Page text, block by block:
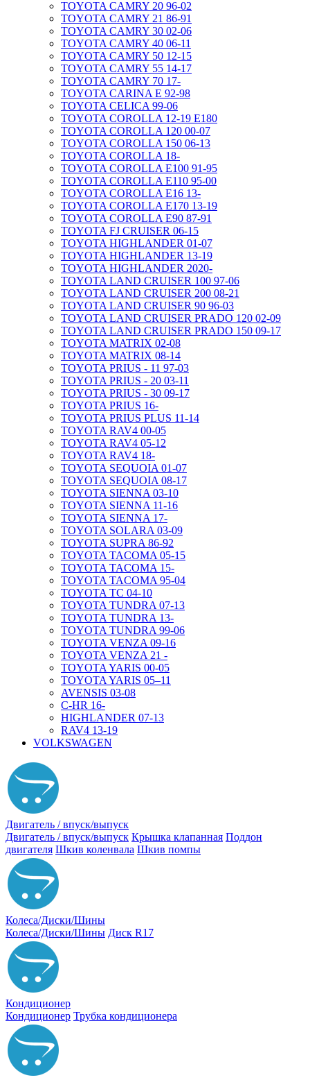
TOYOTA CAMRY 20 96-02
TOYOTA CAMRY 21 86-91
TOYOTA CAMRY 30 02-06
TOYOTA CAMRY 40 06-11
TOYOTA CAMRY 50 12-15
TOYOTA CAMRY 55 14-17
TOYOTA CAMRY 70 17-
TOYOTA CARINA E 92-98
TOYOTA CELICA 99-06
TOYOTA COROLLA 12-19 E180
TOYOTA COROLLA 120 00-07
TOYOTA COROLLA 150 06-13
TOYOTA COROLLA 18-
TOYOTA COROLLA E100 91-95
TOYOTA COROLLA E110 95-00
TOYOTA COROLLA E16 13-
TOYOTA COROLLA E170 13-19
TOYOTA COROLLA E90 87-91
TOYOTA FJ CRUISER 06-15
TOYOTA HIGHLANDER 01-07
TOYOTA HIGHLANDER 13-19
TOYOTA HIGHLANDER 2020-
TOYOTA LAND CRUISER 100 97-06
TOYOTA LAND CRUISER 200 08-21
TOYOTA LAND CRUISER 90 96-03
TOYOTA LAND CRUISER PRADO 120 02-09
TOYOTA LAND CRUISER PRADO 150 09-17
TOYOTA MATRIX 02-08
TOYOTA MATRIX 08-14
TOYOTA PRIUS - 11 97-03
TOYOTA PRIUS - 20 03-11
TOYOTA PRIUS - 30 09-17
TOYOTA PRIUS 16-
TOYOTA PRIUS PLUS 11-14
TOYOTA RAV4 00-05
TOYOTA RAV4 05-12
TOYOTA RAV4 18-
TOYOTA SEQUOIA 01-07
TOYOTA SEQUOIA 08-17
TOYOTA SIENNA 03-10
TOYOTA SIENNA 11-16
TOYOTA SIENNA 17-
TOYOTA SOLARA 03-09
TOYOTA SUPRA 86-92
TOYOTA TACOMA 05-15
TOYOTA TACOMA 15-
TOYOTA TACOMA 95-04
TOYOTA TC 04-10
TOYOTA TUNDRA 07-13
TOYOTA TUNDRA 13-
TOYOTA TUNDRA 99-06
TOYOTA VENZA 09-16
TOYOTA VENZA 21 -
TOYOTA YARIS 00-05
TOYOTA YARIS 05–11
AVENSIS 03-08
C-HR 16-
HIGHLANDER 07-13
RAV4 13-19
VOLKSWAGEN
Двигатель / впуск/выпуск
Двигатель / впуск/выпуск Крышка клапанная Поддон
двигателя Шкив коленвала Шкив помпы
Колеса/Диски/Шины
Колеса/Диски/Шины Диск R17
Кондиционер
Кондиционер Трубка кондиционера